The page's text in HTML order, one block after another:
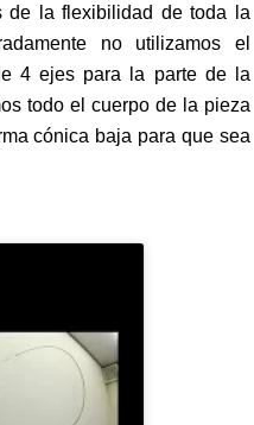
de la flexibilidad de toda la
no utilizamos el
4 ejes para la parte de la
todo el cuerpo de la pieza
cónica baja para que sea